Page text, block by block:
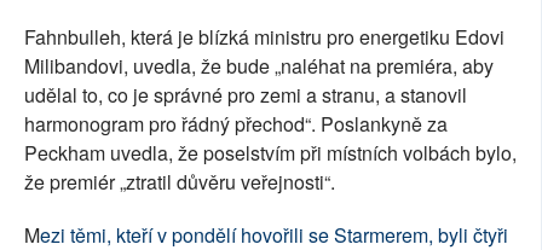
Fahnbulleh, která je blízká ministru pro energetiku Edovi
Milibandovi, uvedla, že bude „naléhat na premiéra, aby
udělal to, co je správné pro zemi a stranu, a stanovil
harmonogram pro řádný přechod“. Poslankyně za
Peckham uvedla, že poselstvím při místních volbách bylo,
že premiér „ztratil důvěru veřejnosti“.
Mezi těmi, kteří v pondělí hovořili se Starmerem, byli čtyři